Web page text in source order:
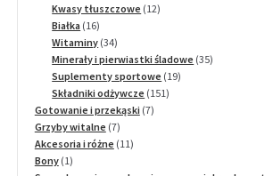
produktów
Kwasy tłuszczowe 1212
Białka 1616
produktów
Witaminy 3434
produkty
Minerały i pierwiastki śladowe 3535
Suplementy sportowe 1919
Składniki odżywcze 151151
Gotowanie i przekąski 77
Grzyby witalne 77
produktów
Akcesoria i różne 1111
Bony 11